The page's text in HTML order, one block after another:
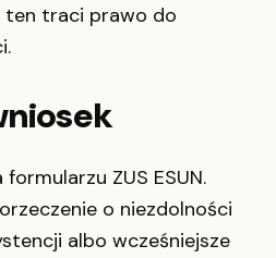
ten traci prawo do
ZUS ESUN.
o niezdolności
albo wcześniejsze